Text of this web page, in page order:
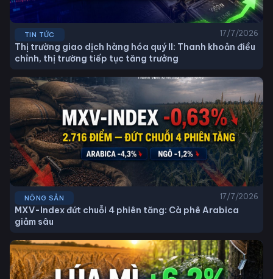
TIN TỨC 17/7/2026
Thị trường giao dịch hàng hóa quý II: Thanh khoản điều
chỉnh, thị trường tiếp tục tăng trưởng
NÔNG SẢN 17/7/2026
MXV-Index đứt chuỗi 4 phiên tăng: Cà phê Arabica
giảm sâu